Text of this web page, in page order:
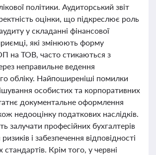
політики. Аудиторський звіт
оцінки, що підкреслює роль
у складанні фінансової
які змінюють форму
на ТОВ, часто стикаються з
неправильне ведення
обліку. Найпоширеніші помилки
особистих та корпоративних
документальне оформлення
недооцінку податкових наслідків.
залучати професійних бухгалтерів
і забезпечення відповідності
Крім того, у червні